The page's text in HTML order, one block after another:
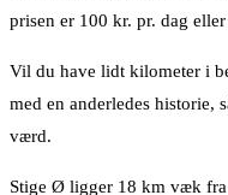
prisen er 100 kr. pr. dag
Vil du have lidt kilometer i
med en anderledes historie,
værd.
Stige Ø ligger 18 km væk fra